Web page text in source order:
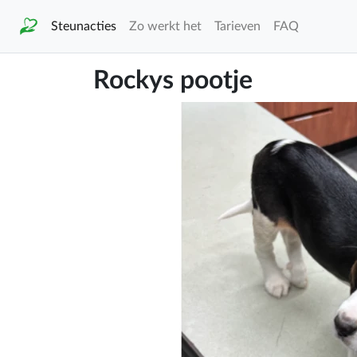
Steunacties Zo werkt het Tarieven FAQ
Rockys pootje